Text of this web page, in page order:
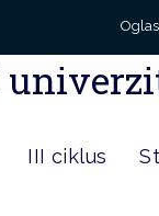
III ciklus